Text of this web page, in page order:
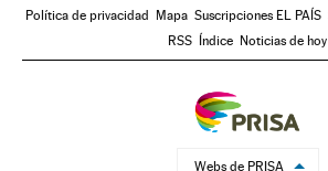
Política de privacidad
Mapa Suscripciones EL PAÍS
RSS
Índice Noticias de hoy
Webs de PRISA